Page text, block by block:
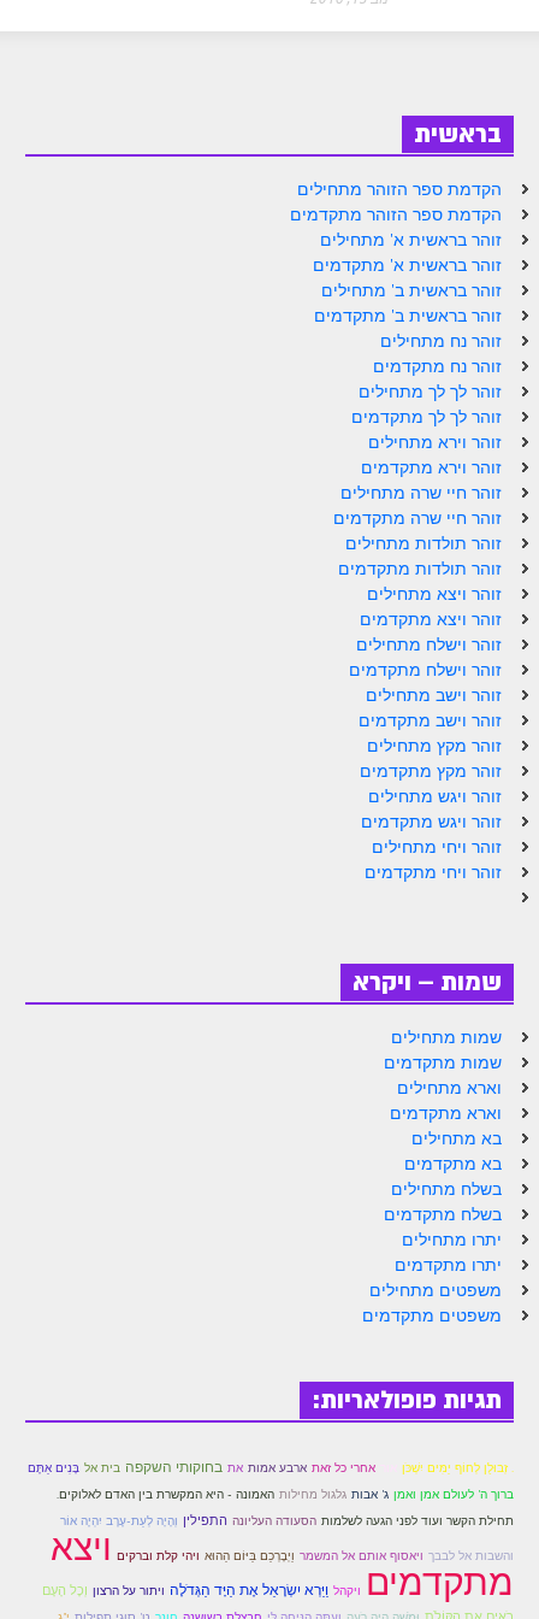
ספר הזוהר בראשית א' מתקדמים
ספר הזוהר נח מתחילים
ספר הזוהר נח מתקדמים
ספר הזוהר לך לך מתחילים
ספר הזוהר לך לך מתקדמים
ספר הזוהר וירא מתחילים
ספר הזוהר וירא מתקדמים
ספר הזוהר חיי שרה מתחילים
ספר הזוהר תולדות מתחילים
ספר הזוהר תולדות מתקדמים
ספר הזוהר ויצא מתחילים
ספר הזוהר ויצא מתקדמים
ספר הזוהר וישלח מתחילים
הזוהר הקדוש וישלח מתקדמים
הזוהר הקדוש וישב מתחילים
הזוהר הקדוש מקץ מתחילים
הזוהר הקדוש מקץ מתקדמים
הזוהר הקדוש ויגש מתקדמים
הזוהר הקדוש ויחי מתחילים
הזוהר הקדוש ויחי מתקדמים
ספר הזוהר – שמות
הזוהר הקדוש שמות מתחילים
הזוהר הקדוש שמות מתקדמים
הזוהר הקדוש וארא מתחילים
הזוהר הקדוש בא מתקדמים
הזוהר הקדוש יתרו מתחילים
הזוהר הקדוש יתרו מתקדמים
משפטים מתחילים
בראשית
הקדמת ספר הזוהר מתחילים
הקדמת ספר הזוהר מתקדמים
זוהר בראשית א' מתחילים
זוהר בראשית א' מתקדמים
זוהר בראשית ב' מתחילים
זוהר בראשית ב' מתקדמים
זוהר נח מתחילים
זוהר נח מתקדמים
זוהר לך לך מתחילים
זוהר לך לך מתקדמים
זוהר וירא מתחילים
זוהר וירא מתקדמים
זוהר חיי שרה מתחילים
זוהר חיי שרה מתקדמים
זוהר תולדות מתחילים
זוהר תולדות מתקדמים
זוהר ויצא מתחילים
זוהר ויצא מתקדמים
זוהר וישלח מתחילים
זוהר וישלח מתקדמים
זוהר וישב מתחילים
זוהר וישב מתקדמים
זוהר מקץ מתחילים
זוהר מקץ מתקדמים
זוהר ויגש מתחילים
זוהר ויגש מתקדמים
זוהר ויחי מתחילים
זוהר ויחי מתקדמים
שמות – ויקרא
שמות מתחילים
שמות מתקדמים
וארא מתחילים
וארא מתקדמים
בא מתחילים
בא מתקדמים
בשלח מתחילים
בשלח מתקדמים
יתרו מתחילים
יתרו מתקדמים
משפטים מתחילים
משפטים מתקדמים
תגיות פופולאריות:
. זְבוּלֻן לְחוֹף יַמִּים יִשְׁכֹּן אחרי כל זאת ארבע אמות את בחוקותי השקפה בית אל בָּנִים אַתֶּם
ברוך ה' לעולם אמן ואמן ג' אבות גלגול מחילות האמונה - היא המקשרת בין האדם לאלוקים.
תחילת הקשר ועוד לפני הגעה לשלמות הסעודה העליונה התפילין וְהָיָה לְעֵת-עֶרֶב יִהְיֶה אוֹר
והשבות אל לבבך ויאסוף אותם אל המשמר וַיְבָרְכֵם בַּיּוֹם הַהוּא ויהי קלת וברקים ויצא
מתקדמים ויקהל וַיַּרְא יִשְׂרָאֵל אֶת הַיָּד הַגְּדֹלָה ויתור על הרצון וְכָל הָעָם